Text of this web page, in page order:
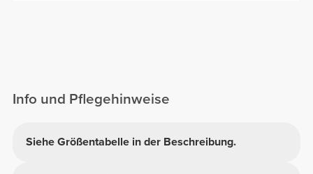
Info und Pflegehinweise
Siehe Größentabelle in der Beschreibung.